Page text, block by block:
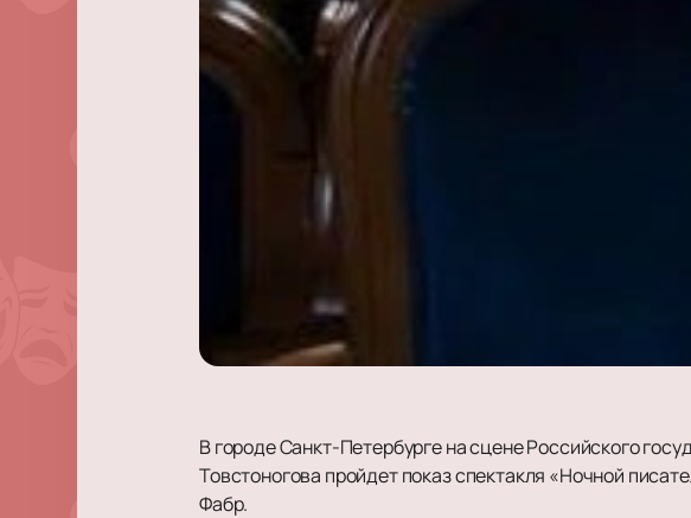
В городе Санкт-Петербурге на сцене Российского
Товстоногова пройдет показ спектакля «Ночной
Фабр.